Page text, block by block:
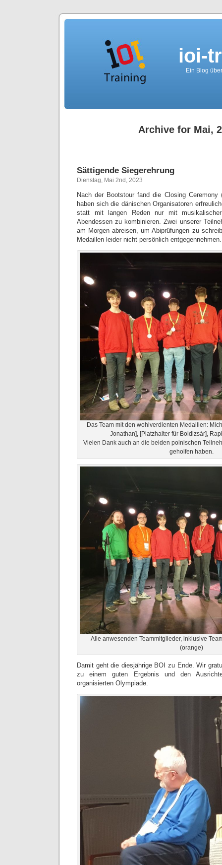
ioi-
Ein Blog
Archive for Mai,
Sättigende Siegerehrung
Dienstag, Mai 2nd, 2023
Nach der Bootstour fand die Closing Ceremony
haben sich die dänischen Organisatoren
statt mit langen Reden nur mit
Abendessen zu kombinieren. Zwei unserer
am Morgen abreisen, um Abiprüfungen zu
Medaillen leider nicht persönlich entgegennehmen.
Das Team mit den wohlverdienten Medaillen:
Jonathan], [Platzhalter für Boldizsár],
Vielen Dank auch an die beiden polnischen
geholfen haben.
Alle anwesenden Teammitglieder, inklusive
(orange)
Damit geht die diesjährige BOI zu Ende. Wir
zu einem guten Ergebnis und den
organisierten Olympiade.